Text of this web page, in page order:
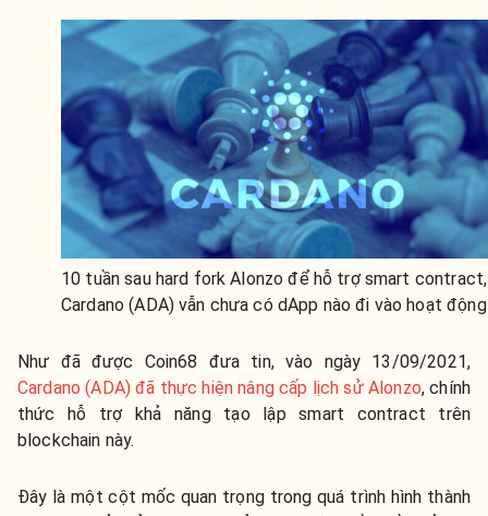
10 tuần sau hard fork Alonzo để hỗ trợ smart contract,
Cardano (ADA) vẫn chưa có dApp nào đi vào hoạt động
Như đã được Coin68 đưa tin, vào ngày 13/09/2021,
Cardano (ADA) đã thực hiện nâng cấp lịch sử Alonzo, chính
thức hỗ trợ khả năng tạo lập smart contract trên
blockchain này.
Đây là một cột mốc quan trọng trong quá trình hình thành